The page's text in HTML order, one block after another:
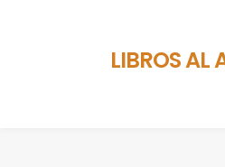
LIBROS AL